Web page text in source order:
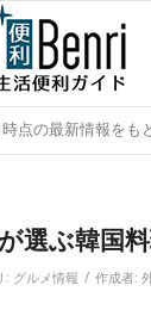
点の最新情報をも
選ぶ韓国
: グルメ情報 / 作成者: